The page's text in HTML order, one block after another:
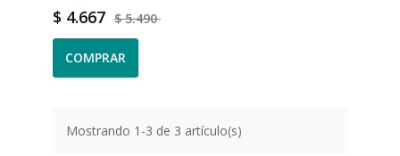
Precio
$ 4.667 Precio base
$ 5.490
COMPRAR
Mostrando 1-3 de 3 artículo(s)